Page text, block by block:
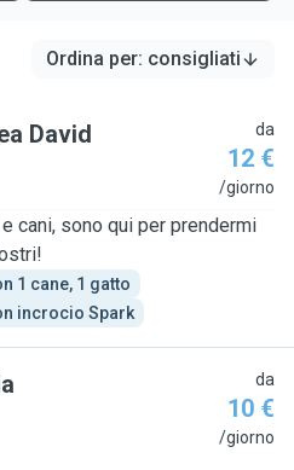
Ordina per: consigliati
David da
12 €
/giorno
cani, sono qui per prendermi
1 cane, 1 gatto
incrocio Spark
da
10 €
/giorno